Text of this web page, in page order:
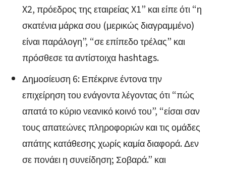
X2, πρόεδρος της εταιρείας X1” και είπε ότι “η
σκατένια μάρκα σου (μερικώς διαγραμμένο)
είναι παράλογη”, “σε επίπεδο τρέλας” και
πρόσθεσε τα αντίστοιχα hashtags.
Δημοσίευση 6: Επέκρινε έντονα την
επιχείρηση του ενάγοντα λέγοντας ότι “πώς
απατά το κύριο νεανικό κοινό του”, “είσαι σαν
τους απατεώνες πληροφοριών και τις ομάδες
απάτης κατάθεσης χωρίς καμία διαφορά. Δεν
σε πονάει η συνείδηση; Σοβαρά.” και